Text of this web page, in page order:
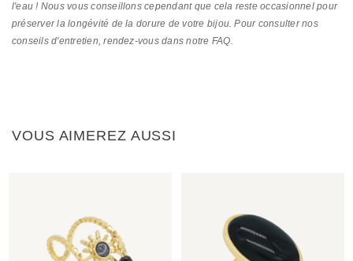
l'eau ! Nous vous conseillons cependant que cela reste occasionnel pour
préserver la longévité de la dorure de votre bijou. Pour consulter nos
conseils d'entretien, rendez-vous dans notre FAQ.
VOUS AIMEREZ AUSSI